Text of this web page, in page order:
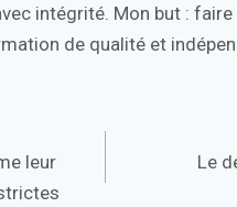
intégrité. Mon but :
de qualité et
leur
Le